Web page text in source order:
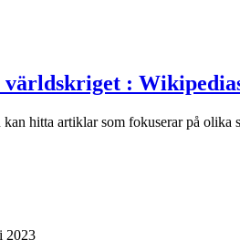
världskriget :
hitta artiklar som fokuserar på olika
2023